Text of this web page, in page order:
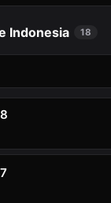
Indonesia 18